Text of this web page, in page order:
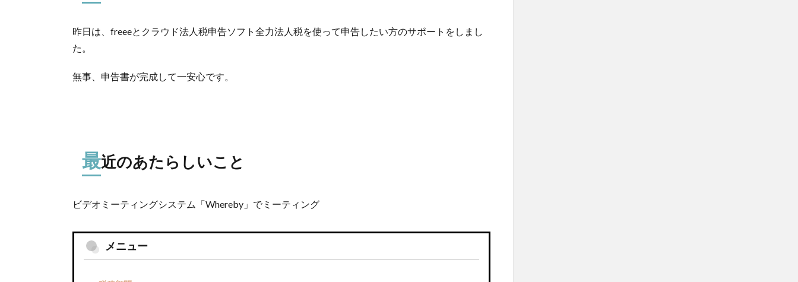
昨日は、freeeとクラウド法人税申告ソフト全力法人税を使って申告したい方のサポートをしまし
た。
無事、申告書が完成して一安心です。
最近のあたらしいこと
ビデオミーティングシステム「Whereby」でミーティング
メニュー